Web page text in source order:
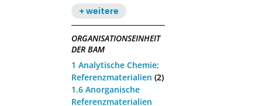
+ weitere
ORGANISATIONSEINHEIT
DER BAM
1 Analytische Chemie;
Referenzmaterialien (2)
1.6 Anorganische
Referenzmaterialien